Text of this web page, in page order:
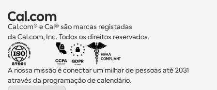
Cal.com® e Cal® são marcas registadas
da Cal.com, Inc. Todos os direitos reservados.
A nossa missão é conectar um milhar de pessoas até 2031
através da programação de calendário.
Select Language